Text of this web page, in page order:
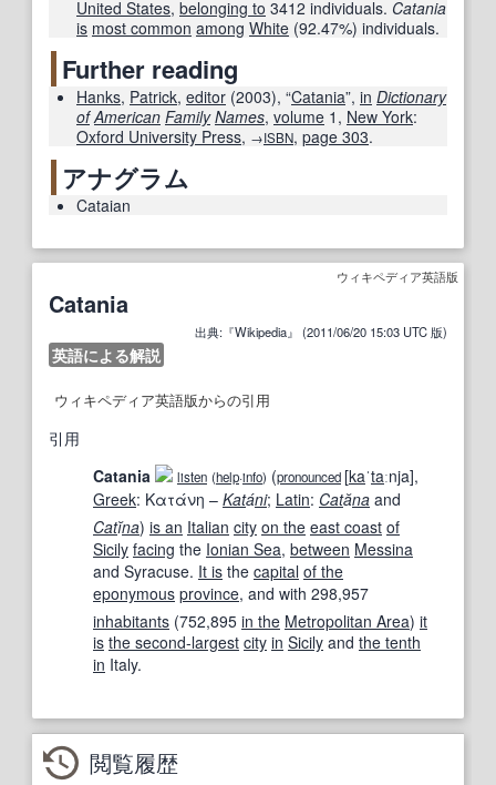
United States, belonging to 3412 individuals. Catania
is most common among White (92.47%) individuals.
Further reading
Hanks, Patrick, editor (2003), “Catania”, in Dictionary
of American Family Names, volume 1, New York:
Oxford University Press, →ISBN, page 303.
アナグラム
Cataian
ウィキペディア英語版
Catania
出典:『Wikipedia』 (2011/06/20 15:03 UTC 版)
英語による解説
ウィキペディア英語版からの引用
引用
Catania
listen (help·info) (pronounced[kaˈtaːnja],
Greek: Κατάνη – Katáni; Latin: Catăna and
Catĭna) is an Italian city on the east coast of
Sicily facing the Ionian Sea, between Messina
and Syracuse. It is the capital of the
eponymous province, and with 298,957
inhabitants (752,895 in the Metropolitan Area) it
is the second-largest city in Sicily and the tenth
in Italy.
閲覧履歴